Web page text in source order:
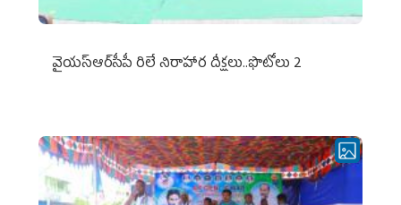
వైయ‌స్ఆర్‌సీపీ రిలే నిరాహార దీక్షలు..ఫొటోలు 2